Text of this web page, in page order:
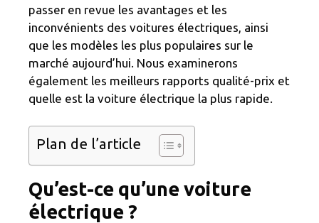
passer en revue les avantages et les
inconvénients des voitures électriques, ainsi
que les modèles les plus populaires sur le
marché aujourd’hui. Nous examinerons
également les meilleurs rapports qualité-prix et
quelle est la voiture électrique la plus rapide.
Plan de l’article
Qu’est-ce qu’une voiture
électrique ?